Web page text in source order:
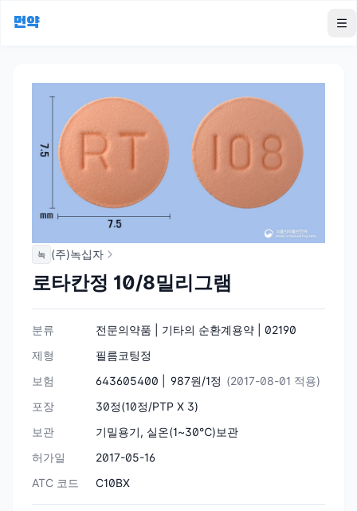
먼약
녹 (주)녹십자
로타칸정 10/8밀리그램
분류
전문의약품 | 기타의 순환계용약 | 02190
제형
필름코팅정
보험
643605400 | 987원/1정 (2017-08-01 적용)
포장
30정(10정/PTP X 3)
보관
기밀용기, 실온(1~30℃)보관
허가일
2017-05-16
ATC 코드
C10BX